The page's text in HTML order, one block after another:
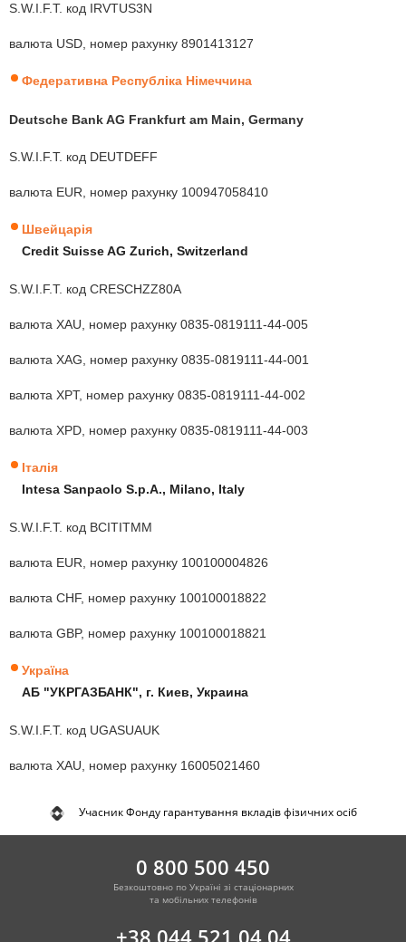
S.W.I.F.T. код IRVTUS3N
валюта USD, номер рахунку 8901413127
Федеративна Республіка Німеччина
Deutsche Bank AG Frankfurt am Main, Germany
S.W.I.F.T. код DEUTDEFF
валюта EUR, номер рахунку 100947058410
Швейцарія
Credit Suisse AG Zurich, Switzerland
S.W.I.F.T. код CRESCHZZ80A
валюта XAU, номер рахунку 0835-0819111-44-005
валюта XAG, номер рахунку 0835-0819111-44-001
валюта XPT, номер рахунку 0835-0819111-44-002
валюта XPD, номер рахунку 0835-0819111-44-003
Італія
Intesa Sanpaolo S.p.А., Milano, Italy
S.W.I.F.T. код BCITITMM
валюта EUR, номер рахунку 100100004826
валюта CHF, номер рахунку 100100018822
валюта GBP, номер рахунку 100100018821
Україна
АБ "УКРГАЗБАНК", г. Киев, Украина
S.W.I.F.T. код UGASUAUK
валюта XAU, номер рахунку 16005021460
Учасник Фонду гарантування вкладів фізичних осіб
0 800 500 450
Безкоштовно по Україні зі стаціонарних
та мобільних телефонів
+38 044 521 04 04